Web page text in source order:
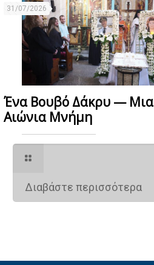
31/07/2026
Ένα Βουβό Δάκρυ — Μια
Αιώνια Μνήμη
Διαβάστε περισσότερα